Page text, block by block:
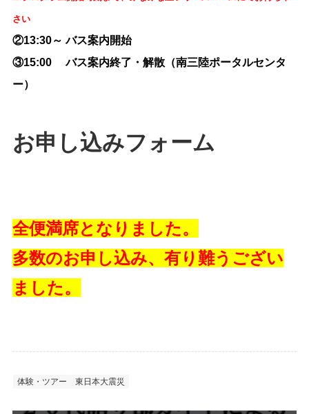
さい
②13:30～ バス案内開始
③15:00 バス案内終了・解散（南三陸ポータルセンタ
ー）
お申し込みフォーム
全便満席となりました。
多数のお申し込み、有り難うござい
ました。
体験・ツアー 東日本大震災